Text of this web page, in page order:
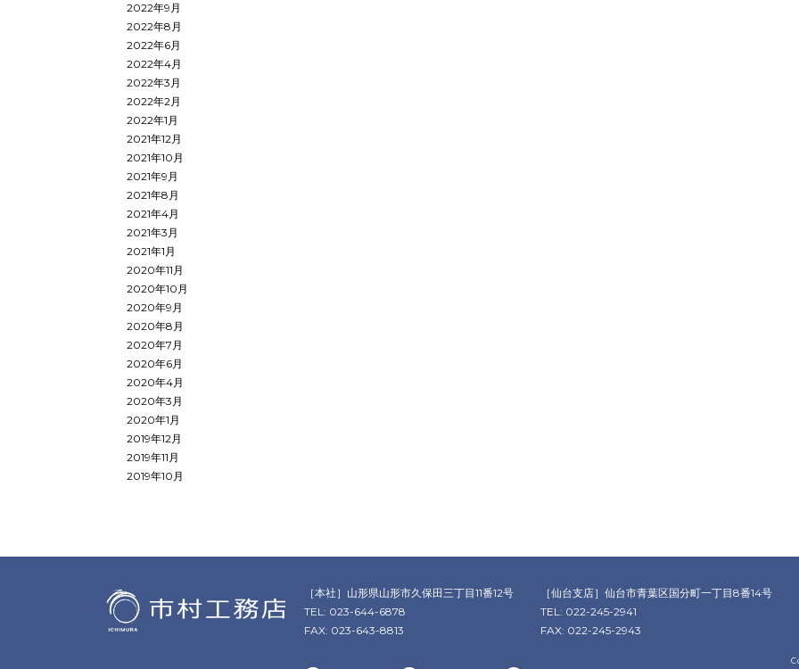
2022年9月
2022年8月
2022年6月
2022年4月
2022年3月
2022年2月
2022年1月
2021年12月
2021年10月
2021年9月
2021年8月
2021年4月
2021年3月
2021年1月
2020年11月
2020年10月
2020年9月
2020年8月
2020年7月
2020年6月
2020年4月
2020年3月
2020年1月
2019年12月
2019年11月
2019年10月
［本社］ 山形県山形市久保田三丁目11番12号
TEL: 023-644-6878
FAX: 023-643-8813
［仙台支店］仙台市青葉区国分町一丁目8番14号
TEL: 022-245-2941
FAX: 022-245-2943